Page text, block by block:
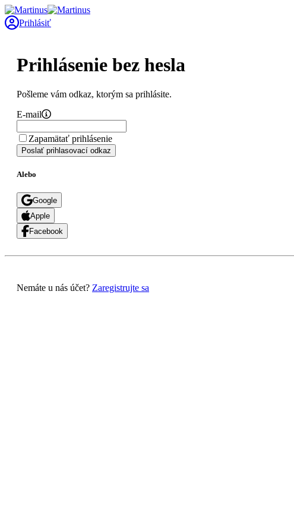
Prihlásiť
Prihlásenie bez hesla
Pošleme vám odkaz, ktorým sa prihlásite.
E-mail
Zapamätať prihlásenie
Poslať prihlasovací odkaz
Alebo
Google
Apple
Facebook
Nemáte u nás účet? Zaregistrujte sa